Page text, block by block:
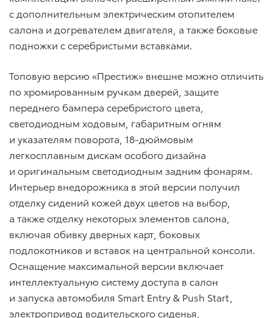
с дополнительным электрическим отопителем
салона и догревателем двигателя, а также боковые
подножки с серебристыми вставками.
Топовую версию «Престиж» внешне можно отличить
по хромированным ручкам дверей, защите
переднего бампера серебристого цвета,
светодиодным ходовым, габаритным огням
и указателям поворота, 18-дюймовым
легкосплавным дискам особого дизайна
и оригинальным светодиодным задним фонарям.
Интерьер внедорожника в этой версии получил
отделку сидений кожей двух цветов на выбор,
а также отделку некоторых элементов салона,
включая обивку дверных карт, боковых
подлокотников и вставок на центральной консоли.
Оснащение максимальной версии включает
интеллектуальную систему доступа в салон
и запуска автомобиля Smart Entry & Push Start,
электропривод водительского сиденья,